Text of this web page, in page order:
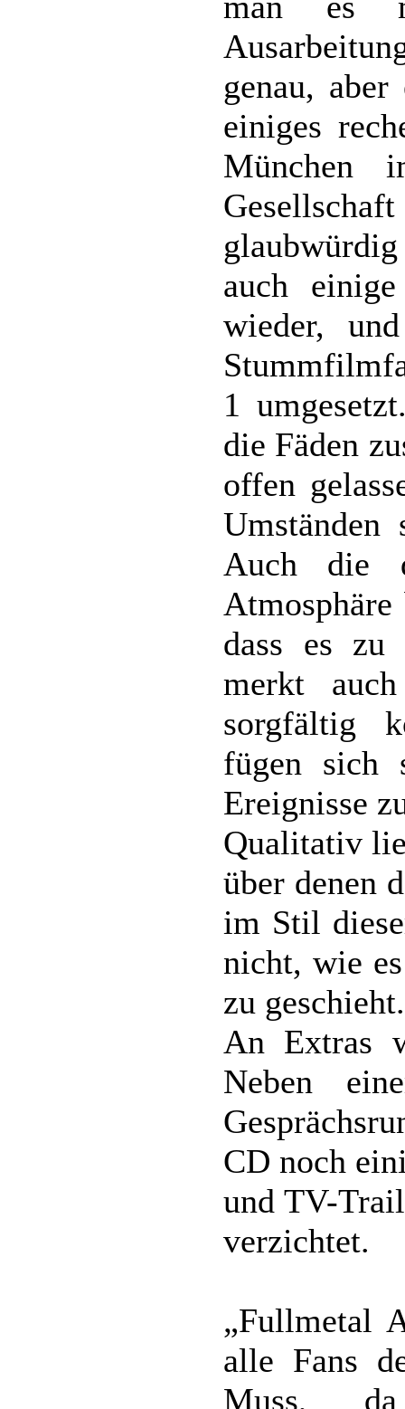
genau,
einiges
München
auch
wieder,
1
die Fäden
offen
Umständen
Auch die
dass es zu
merkt
sorgfältig
fügen sich
Ereignisse
Qualitativ
über denen
im Stil
nicht, wie
zu geschieht.
An Extras
Neben
CD noch
und TV-
verzichtet.
„Fullmetal
alle Fans
Muss,